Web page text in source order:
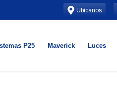
Ubícanos
P25 Maverick Luces